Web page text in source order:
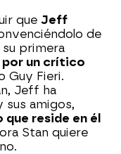
que Jeff
de
su primera
un crítico
Guy Fieri.
Jeff ha
sus amigos,
que reside en él
Stan quiere